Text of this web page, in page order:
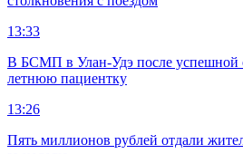
13:33
В БСМП в Улан-Удэ после успешной
летнюю пациентку
13:26
Пять миллионов рублей отдали